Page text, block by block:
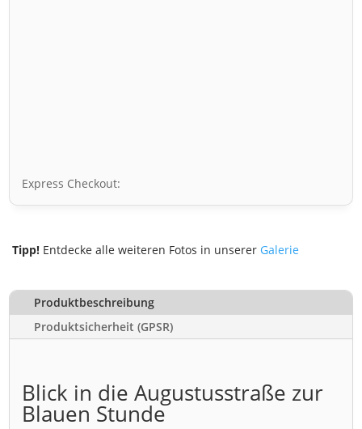
Express Checkout:
Tipp! Entdecke alle weiteren Fotos in unserer Galerie
Produktbeschreibung
Produktsicherheit (GPSR)
Blick in die Augustusstraße zur
Blauen Stunde